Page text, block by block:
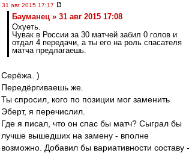
31 авг 2015 17:17
Бауманец » 31 авг 2015 17:08
Охуеть.
Чувак в России за 30 матчей забил 0 голов и
отдал 4 передачи, а ты его на роль спасателя
матча предлагаешь.
Серёжа. )
Передёргиваешь же.
Ты спросил, кого по позиции мог заменить
Эберт, я перечислил.
Где я писал, что он спас бы матч? Сыграл бы
лучше вышедших на замену - вполне
возможно. Добавил бы вариативности составу -